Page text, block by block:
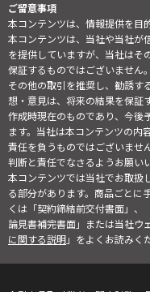
ご留意事項
本コンテンツは、情報提供を目
本コンテンツは、当社や当社が
を提供していますが、当社はそ
保証するものではございません
その他の取引を推奨し、勧誘す
想・意見は、将来の結果を保証
作成時現在のものであり、今後
ます。当社は本コンテンツの内
責任を負うものではございませ
判断と責任でなさるようお願い
本コンテンツでは当社でお取扱
る部分があります。商品ごとに
くは「契約締結前交付書面」、
論見書補完書面」または当社ウ
に関する説明」をよくお読みく